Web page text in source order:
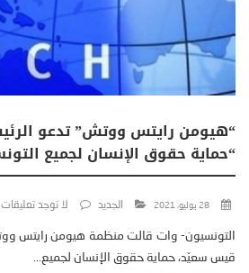
“هيومن رايتس ووتش” تدعو
“حماية حقوق الإنسان لجميع
28 يوليو، 2021 الجديد لا توجد تعليقات
التونسيون- وات قالت منظمة هيومن رايتس
قيس سعيّد، حماية حقوق الإنسان لجميع...